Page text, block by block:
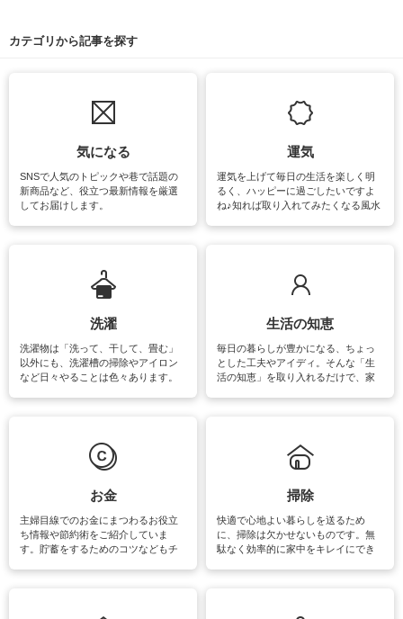
カテゴリから記事を探す
気になる
SNSで人気のトピックや巷で話題の
新商品など、役立つ最新情報を厳選
してお届けします。
運気
運気を上げて毎日の生活を楽しく明
るく、ハッピーに過ごしたいですよ
ね♪知れば取り入れてみたくなる風水
洗濯
洗濯物は「洗って、干して、畳む」
以外にも、洗濯槽の掃除やアイロン
など日々やることは色々あります。
マットなどの大きな洗濯物も、正し
い洗い方をすれば自宅で洗うことが
報やお悩み解消のための情報をご紹
生活の知恵
毎日の暮らしが豊かになる、ちょっ
とした工夫やアイディ。そんな「生
活の知恵」を取り入れるだけで、家
お金
主婦目線でのお金にまつわるお役立
ち情報や節約術をご紹介していま
す。貯蓄をするためのコツなどもチ
掃除
快適で心地よい暮らしを送るため
に、掃除は欠かせないものです。無
駄なく効率的に家中をキレイにでき